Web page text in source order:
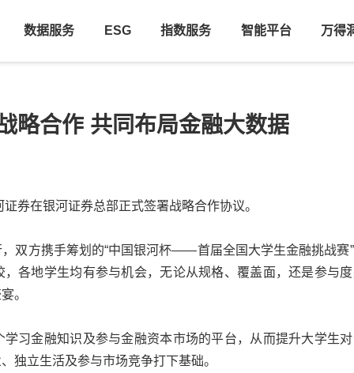
数据服务 ESG 指数服务 智能平台 万得
略合作 共同布局金融大数据
证券在银河证券总部正式签署战略合作协议。
双方携手筹划的“中国银河杯——首届全国大学生金融挑战赛
各地学生均有参与机会，无论从规格、覆盖面，还是参与
。
习金融知识及参与金融资本市场的平台，从而提升大学生
独立生活及参与市场竞争打下基础。